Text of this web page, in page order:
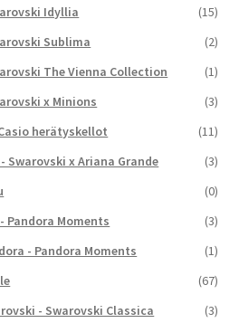
Idyllia
(15)
Sublima
(2)
The Vienna Collection
(1)
x Minions
(3)
herätyskellot
(11)
Swarovski x Ariana Grande
(3)
(0)
Pandora Moments
(3)
- Pandora Moments
(1)
(67)
- Swarovski Classica
(3)